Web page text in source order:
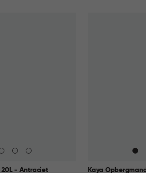
20L - Antraciet Kaya